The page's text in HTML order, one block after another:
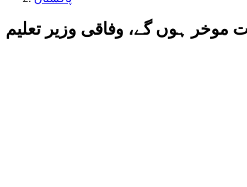
موخر ہوں گے، وفاقی وزیر تعلیم